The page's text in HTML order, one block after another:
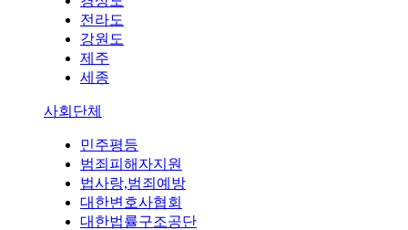
전라도
강원도
제주
세종
사회단체
민주평등
범죄피해자지원
법사랑,범죄예방
대한변호사협회
대한법률구조공단